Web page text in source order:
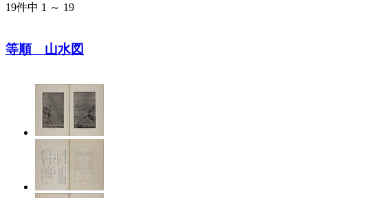
19件中 1 ～ 19
等順 山水図